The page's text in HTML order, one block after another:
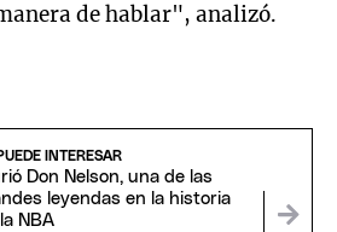
de hablar", analizó.
INTERESAR
Don Nelson, una de las
leyendas en la historia
NBA